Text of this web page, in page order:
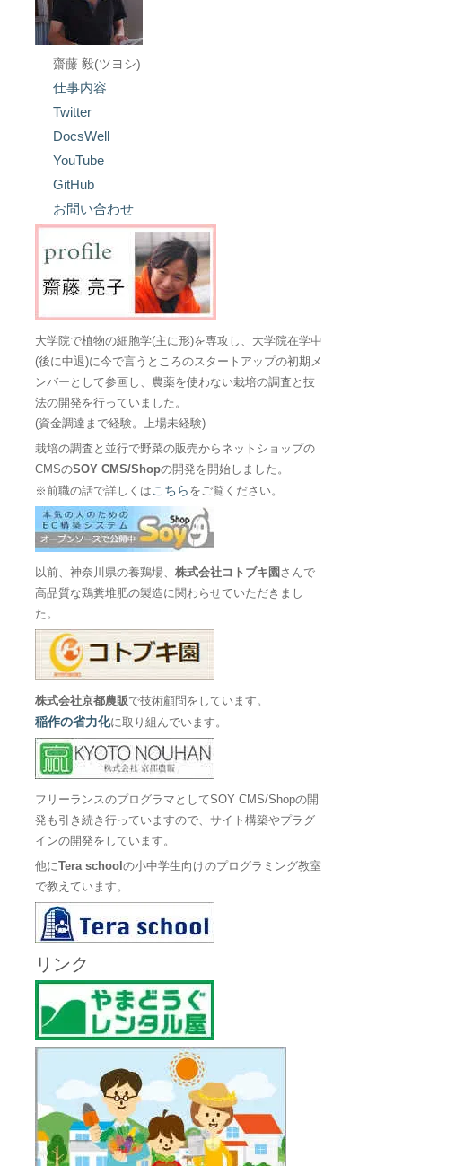
齋藤 毅(ツヨシ)
仕事内容
Twitter
DocsWell
YouTube
GitHub
お問い合わせ
大学院で植物の細胞学(主に形)を専攻し、大学院在学中
(後に中退)に今で言うところのスタートアップの初期メ
ンバーとして参画し、農薬を使わない栽培の調査と技
法の開発を行っていました。
(資金調達まで経験。上場未経験)
栽培の調査と並行で野菜の販売からネットショップの
CMSのSOY CMS/Shopの開発を開始しました。
※前職の話で詳しくは こちら をご覧ください。
以前、神奈川県の養鶏場、株式会社コトブキ園 さんで
高品質な鶏糞堆肥の製造に関わらせていただきまし
た。
株式会社京都農販で技術顧問をしています。
稲作の省力化に取り組んでいます。
フリーランスのプログラマとしてSOY CMS/Shopの開
発も引き続き行っていますので、サイト構築やプラグ
インの開発をしています。
他にTera schoolの小中学生向けのプログラミング教室
で教えています。
リンク